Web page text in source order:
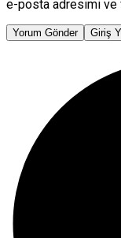
e-posta adresimi ve
Yorum Gönder Giriş